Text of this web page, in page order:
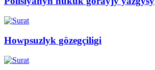
Howpsuzlyk gözegçiligi